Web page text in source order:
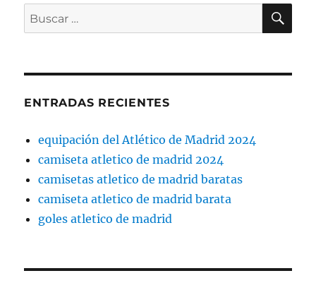
Buscar
por:
ENTRADAS RECIENTES
equipación del Atlético de Madrid 2024
camiseta atletico de madrid 2024
camisetas atletico de madrid baratas
camiseta atletico de madrid barata
goles atletico de madrid